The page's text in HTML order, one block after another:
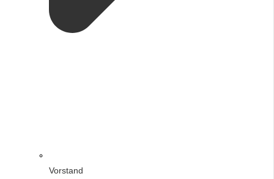
Vorstand